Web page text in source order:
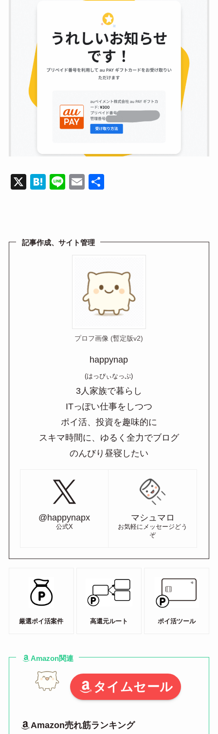
X
H
a
Li
E
記事作成、サイト管理
プロフ画像 (暫定版v2)
happynap
(はっぴぃなっぷ)
3人家族で暮らし
ITっぽい仕事をしつつ
ポイ活、投資を趣味的に
スキマ時間に、ゆるく全力でブログ
のんびり昼寝したい
@happynapx
公式X
マシュマロ
お気軽にメッセージどう
ぞ
厳選ポイ活案件 高還元ルート ポイ活ツール
Amazon関連
タイムセール
Amazon売れ筋ランキング